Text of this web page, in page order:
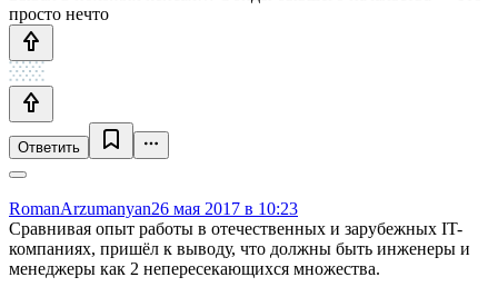
просто нечто
Ответить
RomanArzumanyan26 мая 2017 в 10:23
Сравнивая опыт работы в отечественных и зарубежных IT-
компаниях, пришёл к выводу, что должны быть инженеры и
менеджеры как 2 непересекающихся множества.